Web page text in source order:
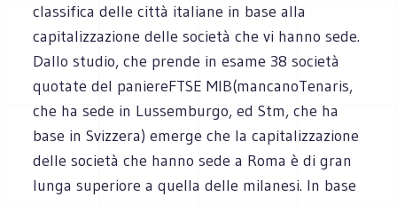
classifica delle città italiane in base alla
capitalizzazione delle società che vi hanno sede.
Dallo studio, che prende in esame 38 società
quotate del paniereFTSE MIB(mancanoTenaris,
che ha sede in Lussemburgo, ed Stm, che ha
base in Svizzera) emerge che la capitalizzazione
delle società che hanno sede a Roma è di gran
lunga superiore a quella delle milanesi. In base